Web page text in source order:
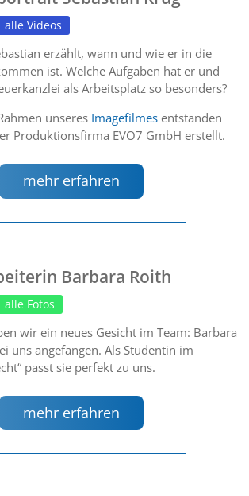
alle Videos
erzählt, wann und wie er in die
ist. Welche Aufgaben hat er und
als Arbeitsplatz so besonders?
unseres Imagefilmes entstanden
Produktionsfirma EVO7 GmbH erstellt.
mehr erfahren
Barbara Roith
alle Fotos
wir ein neues Gesicht im Team: Barbara
uns angefangen. Als Studentin im
passt sie perfekt zu uns.
mehr erfahren